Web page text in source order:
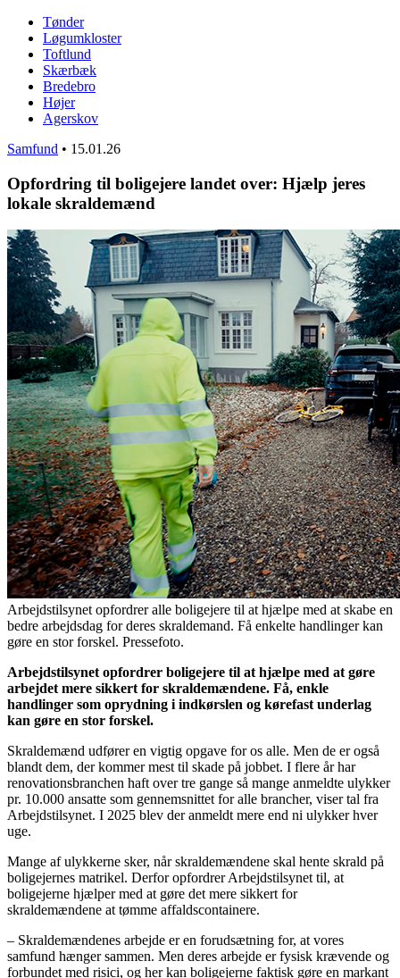
Tønder
Løgumkloster
Toftlund
Skærbæk
Bredebro
Højer
Agerskov
Samfund • 15.01.26
Opfordring til boligejere landet over: Hjælp jeres
lokale skraldemænd
Arbejdstilsynet opfordrer alle boligejere til at hjælpe med at skabe en
bedre arbejdsdag for deres skraldemand. Få enkelte handlinger kan
gøre en stor forskel. Pressefoto.
Arbejdstilsynet opfordrer boligejere til at hjælpe med at gøre
arbejdet mere sikkert for skraldemændene. Få, enkle
handlinger som oprydning i indkørslen og kørefast underlag
kan gøre en stor forskel.
Skraldemænd udfører en vigtig opgave for os alle. Men de er også
blandt dem, der kommer mest til skade på jobbet. I flere år har
renovationsbranchen haft over tre gange så mange anmeldte ulykker
pr. 10.000 ansatte som gennemsnittet for alle brancher, viser tal fra
Arbejdstilsynet. I 2025 blev der anmeldt mere end ni ulykker hver
uge.
Mange af ulykkerne sker, når skraldemændene skal hente skrald på
boligejernes matrikel. Derfor opfordrer Arbejdstilsynet til, at
boligejerne hjælper med at gøre det mere sikkert for
skraldemændene at tømme affaldscontainere.
– Skraldemændenes arbejde er en forudsætning for, at vores
samfund hænger sammen. Men deres arbejde er fysisk krævende og
forbundet med risici, og her kan boligejerne faktisk gøre en markant